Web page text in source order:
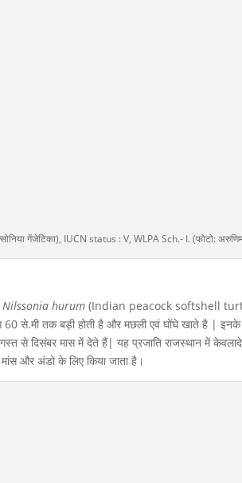
गेंजेटिका), IUCN status : V, WLPA Sch.- I. (फोटो:
Nilssonia hurum (Indian peacock softshell
60 से.मी तक बड़ी होती है और मछली एवं घोंघे खाते है |
मास में देते हैं| यह प्रजाति राजस्थान में केवलादेव
और अंडो के लिए किया जाता है।